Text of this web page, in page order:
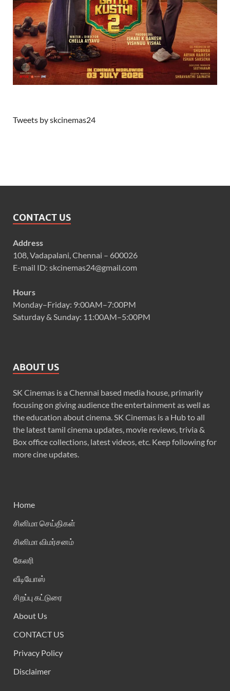
Tweets by skcinemas24
CONTACT US
Address
108, Vadapalani, Chennai – 600026
E-mail ID: skcinemas24@gmail.com
Hours
Monday–Friday: 9:00AM–7:00PM
Saturday & Sunday: 11:00AM–5:00PM
ABOUT US
SK Cinemas is a Chennai based media house, primarily
focusing on giving audience the entertainment as well as
the education about cinema. SK Cinemas is a Hub to all
the latest tamil cinema updates, movie reviews, trivia &
Box office collections, latest videos, etc. Keep following for
more cine updates.
Home
சினிமா செய்திகள்
சினிமா விமர்சனம்
கேலரி
வீடியோஸ்
சிறப்பு கட்டுரை
About Us
CONTACT US
Privacy Policy
Disclaimer